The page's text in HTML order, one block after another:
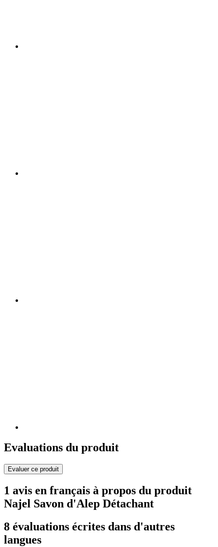
Evaluations du produit
Evaluer ce produit
1 avis en français à propos du produit
Najel Savon d'Alep Détachant
8 évaluations écrites dans d'autres
langues